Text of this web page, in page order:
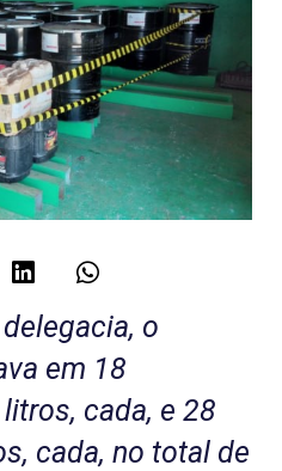
o
em 18
cada, e 28
cada, no total de